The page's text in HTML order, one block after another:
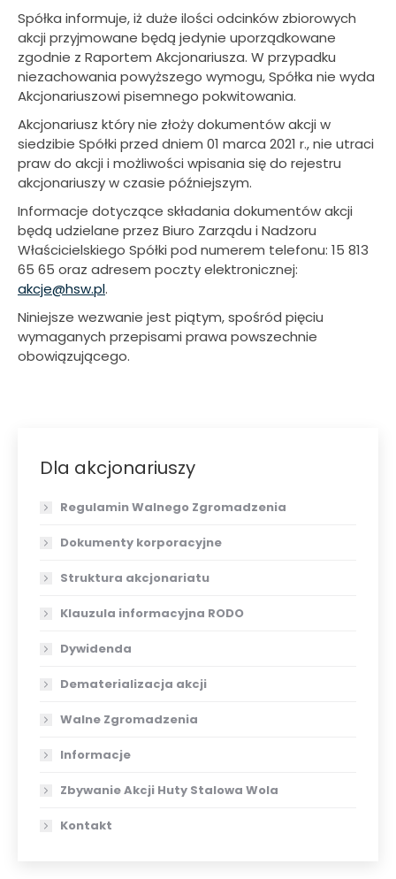
Spółka informuje, iż duże ilości odcinków zbiorowych
akcji przyjmowane będą jedynie uporządkowane
zgodnie z Raportem Akcjonariusza. W przypadku
niezachowania powyższego wymogu, Spółka nie wyda
Akcjonariuszowi pisemnego pokwitowania.
Akcjonariusz który nie złoży dokumentów akcji w
siedzibie Spółki przed dniem 01 marca 2021 r., nie utraci
praw do akcji i możliwości wpisania się do rejestru
akcjonariuszy w czasie późniejszym.
Informacje dotyczące składania dokumentów akcji
będą udzielane przez Biuro Zarządu i Nadzoru
Właścicielskiego Spółki pod numerem telefonu: 15 813
65 65 oraz adresem poczty elektronicznej:
akcje@hsw.pl.
Niniejsze wezwanie jest piątym, spośród pięciu
wymaganych przepisami prawa powszechnie
obowiązującego.
Dla akcjonariuszy
Regulamin Walnego Zgromadzenia
Dokumenty korporacyjne
Struktura akcjonariatu
Klauzula informacyjna RODO
Dywidenda
Dematerializacja akcji
Walne Zgromadzenia
Informacje
Zbywanie Akcji Huty Stalowa Wola
Kontakt